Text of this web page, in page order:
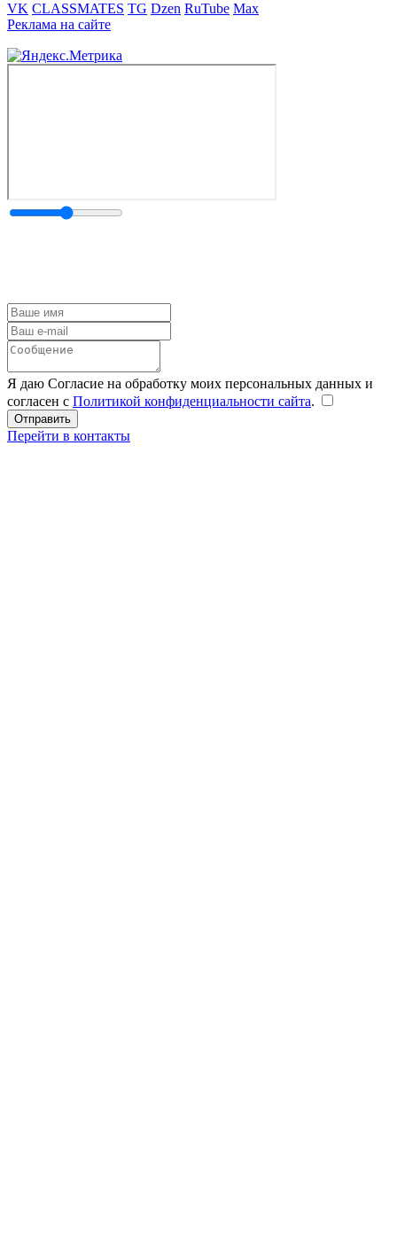
VK CLASSMATES TG Dzen RuTube Max
Реклама на сайте
Я даю Согласие на обработку моих персональных данных и
согласен с Политикой конфиденциальности сайта.
Перейти в контакты